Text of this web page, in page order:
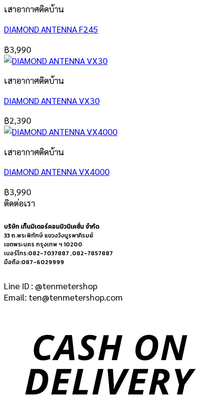
เสาอากาศติดบ้าน
DIAMOND ANTENNA F245
฿3,990
เสาอากาศติดบ้าน
DIAMOND ANTENNA VX30
฿2,390
เสาอากาศติดบ้าน
DIAMOND ANTENNA VX4000
฿3,990
ติดต่อเรา
บริษัท เท็นมิเตอร์คอมมิวนิเคชั่น จำกัด
33 ถ.พระพิทักษ์ แขวงวังบูรพาภิรมย์
เขตพระนคร กรุงเทพ ฯ 10200
เบอร์โทร:082-7037887 ,082-7857887
มือถือ:087-6029999
Line ID : @tenmetershop
Email: ten@tenmetershop.com